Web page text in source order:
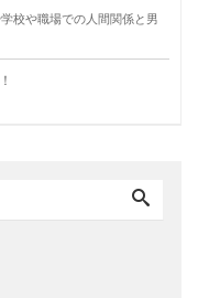
校や職場での人間関係と男